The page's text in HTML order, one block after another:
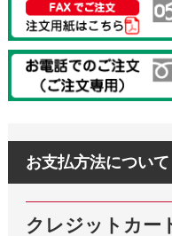
お支払方法について
クレジットカー